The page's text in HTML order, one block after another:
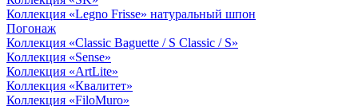
Коллекция «Legno Frisse» натуральный шпон
Погонаж
Коллекция «Classic Baguette / S Classic / S»
Коллекция «Sense»
Коллекция «ArtLite»
Коллекция «Квалитет»
Коллекция «FiloMuro»